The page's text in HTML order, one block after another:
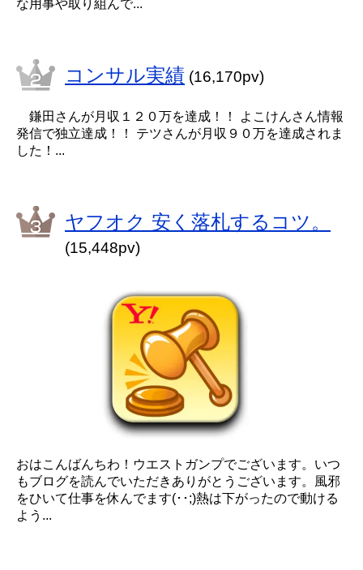
な用事や取り組んで...
コンサル実績 (16,170pv)
鎌田さんが月収１２０万を達成！！ よこけんさん情報
発信で独立達成！！ テツさんが月収９０万を達成されま
した！...
ヤフオク 安く落札するコツ。
(15,448pv)
おはこんばんちわ！ウエストガンプでございます。いつ
もブログを読んでいただきありがとうございます。風邪
をひいて仕事を休んでます(･･;)熱は下がったので動ける
よう...